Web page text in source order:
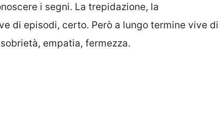
i segni. La trepidazione, la
di episodi, certo. Però a lungo termine vive di
empatia, fermezza.